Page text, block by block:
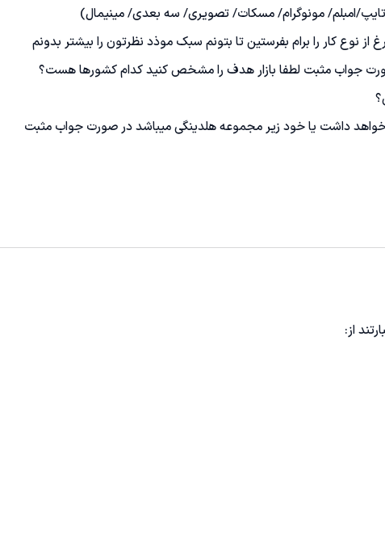
خواهد داشت یا خود زیر مجموعه هلدینگی میباشد در صورت جواب مثبت
از: